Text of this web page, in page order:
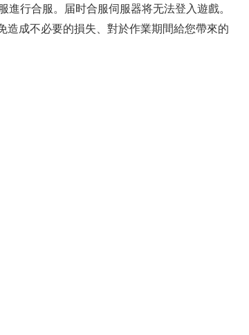
進行合服。届时合服伺服器将无法登入遊戲。
成不必要的損失、對於作業期間給您帶來的